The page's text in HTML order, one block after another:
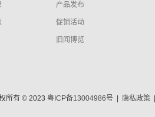
产品发布
促销活动
旧闻博览
所有 © 2023 粤ICP备13004986号 隐私政策